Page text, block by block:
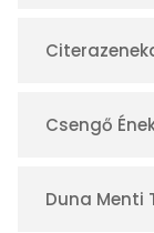
á
r
Csengő
Duna Menti